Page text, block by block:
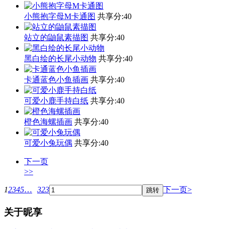
小熊抱字母M卡通图 共享分:40
站立的鼬鼠素描图 共享分:40
黑白绘的长尾小动物 共享分:40
卡通蓝色小鱼插画 共享分:40
可爱小鹿手持白纸 共享分:40
橙色海螺插画 共享分:40
可爱小兔玩偶 共享分:40
下一页
>>
12345… 323 下一页>
关于昵享